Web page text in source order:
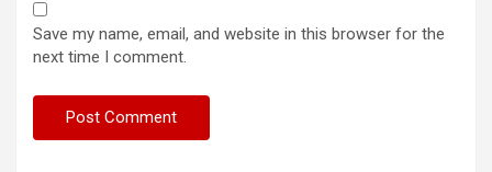
Save my name, email, and website in this browser for the
next time I comment.